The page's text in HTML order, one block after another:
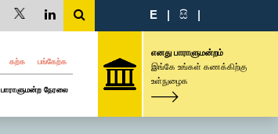
E | සි |
கற்க பங்கேற்க
பாராளுமன்ற நேரலை
எனது பாராளுமன்றம்
இங்கே உங்கள் கணக்கிற்கு
உள்நுழைக